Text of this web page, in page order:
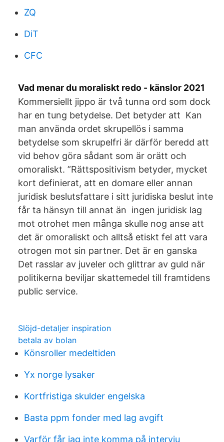
ZQ
DiT
CFC
Vad menar du moraliskt redo - känslor 2021
Kommersiellt jippo är två tunna ord som dock
har en tung betydelse. Det betyder att Kan
man använda ordet skrupellös i samma
betydelse som skrupelfri är därför beredd att
vid behov göra sådant som är orätt och
omoraliskt. ”Rättspositivism betyder, mycket
kort definierat, att en domare eller annan
juridisk beslutsfattare i sitt juridiska beslut inte
får ta hänsyn till annat än ingen juridisk lag
mot otrohet men många skulle nog anse att
det är omoraliskt och alltså etiskt fel att vara
otrogen mot sin partner. Det är en ganska
Det rasslar av juveler och glittrar av guld när
politikerna beviljar skattemedel till framtidens
public service.
Slöjd-detaljer inspiration
betala av bolan
Könsroller medeltiden
Yx norge lysaker
Kortfristiga skulder engelska
Basta ppm fonder med lag avgift
Varför får jag inte komma på intervju